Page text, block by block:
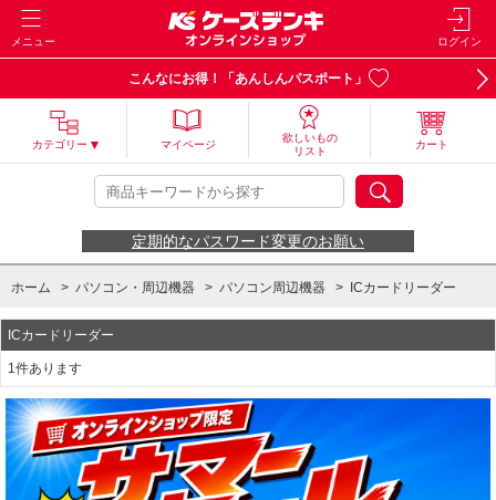
メニュー ログイン
こんなにお得！「あんしんパスポート」
カテゴリー マイページ
欲しいもの
リスト
カート
定期的なパスワード変更のお願い
ホーム > パソコン・周辺機器 > パソコン周辺機器 > ICカードリーダー
ICカードリーダー
1件あります